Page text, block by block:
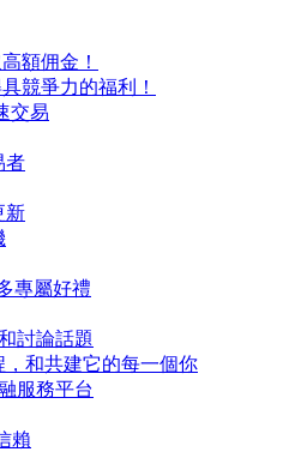
額佣金！
競爭力的福利！
交易
者
新
專屬好禮
討論話題
和共建它的每一個你
服務平台
賴